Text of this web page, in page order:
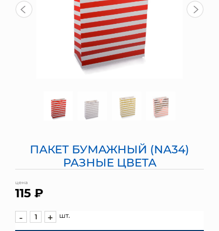
ГОРШКИ И КАШПО
ГРУНТЫ И УДОБРЕНИЯ
ПРЕДМЕТЫ ИНТЕРЬЕРА
МЯГКИЕ ИГРУШКИ
ЯЩИКИ
СУНДУКИ
ПАКЕТ БУМАЖНЫЙ (NA34)
РАЗНЫЕ ЦВЕТА
цена
115 ₽
- + шт.